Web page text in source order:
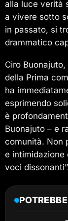
alla luce verità
a vivere sotto
in passato, si
drammatico
Ciro
della Prima
ha
esprimendo
è
Buonajuto – e
comunità. Non
e intimidazione
voci